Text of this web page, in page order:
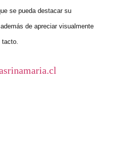
se pueda destacar su
de apreciar visualmente
tacto.